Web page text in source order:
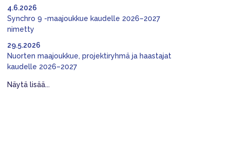
Synchro 9 -maajoukkue kaudelle 2026–2027
nimetty
4.6.2026
Nuorten maajoukkue, projektiryhmä ja haastajat
kaudelle 2026–2027
29.5.2026
Näytä lisää...